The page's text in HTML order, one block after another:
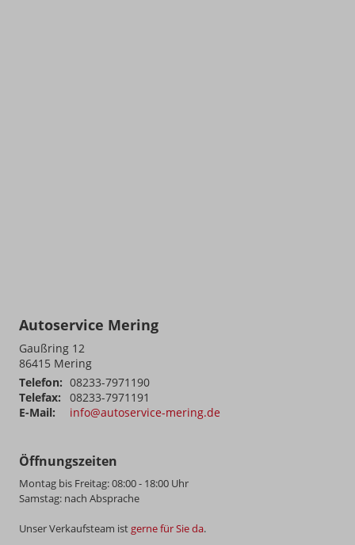
Autoservice Mering
Gaußring 12
86415 Mering
Telefon: 08233-7971190
Telefax:
08233-7971191
E-Mail:
info@autoservice-mering.de
Öffnungszeiten
Montag bis Freitag: 08:00 - 18:00 Uhr
Samstag: nach Absprache
Unser Verkaufsteam ist gerne für Sie da.